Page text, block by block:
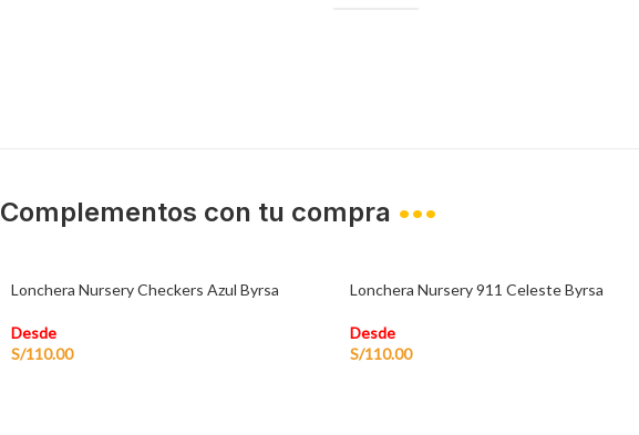
Complementos con tu compra •••
Lonchera Nursery Checkers Azul Byrsa
Desde
S/110.00
Lonchera Nursery 911 Celeste Byrsa
Desde
S/110.00